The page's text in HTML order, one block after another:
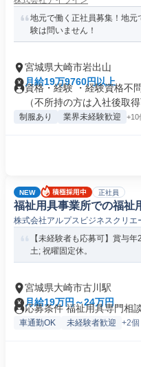
地元で働く正社員募集！地
験は問いません！
宮城県大崎市岩出山
月給19万9760円以上
資格・経験 ・経験資格不
（不所持の方は入社後取得
制服あり 業界未経験歓迎 +10
NEW 正社員
福祉用具事業所での福祉
株式会社アルプスビジネスクリ
エーション古川営業所
【未経験者も応募可】賞与
土; 祝曜固定休。
宮城県大崎市古川駅
月給19万円～24万円
応募条件 福祉用具専門相
車通勤OK 未経験者歓迎 +2個